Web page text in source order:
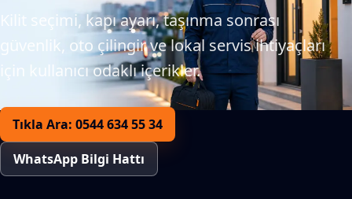
Kilit seçimi, kapı ayarı, taşınma sonrası
güvenlik, oto çilingir ve lokal servis ihtiyaçları
için kullanıcı odaklı içerikler.
Tıkla Ara: 0544 634 55 34
WhatsApp Bilgi Hattı